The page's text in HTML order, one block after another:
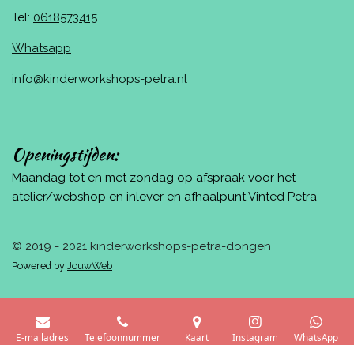
Tel: 0618573415
Whatsapp
info@kinderworkshops-petra.nl
Openingstijden:
Maandag tot en met zondag op afspraak voor het
atelier/webshop en inlever en afhaalpunt Vinted Petra
© 2019 - 2021 kinderworkshops-petra-dongen
Powered by JouwWeb
E-mailadres Telefoonnummer Kaart Instagram WhatsApp